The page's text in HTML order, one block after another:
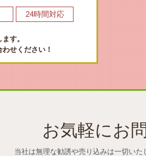
24時間対応
す。
せください！
お気軽にお
当社は無理な勧誘や売り込みは一切いた